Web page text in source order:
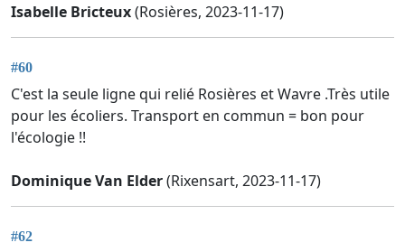
Isabelle Bricteux(Rosières, 2023-11-17)
#60
C'est la seule ligne qui relié Rosières et Wavre .Très utile
pour les écoliers. Transport en commun = bon pour
l'écologie !!
Dominique Van Elder(Rixensart, 2023-11-17)
#62